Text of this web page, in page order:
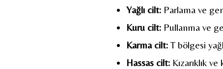
Yağlı cilt: Parlama ve
Kuru cilt: Pullanma ve
Karma cilt:T bölgesi
Hassas cilt: Kızarıklık